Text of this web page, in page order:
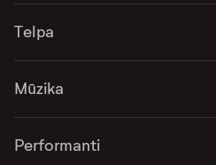
Telpa
Mūzika
Performanti